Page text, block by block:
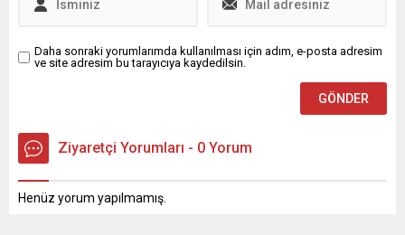
Daha sonraki yorumlarımda kullanılması için adım, e-posta adresim
ve site adresim bu tarayıcıya kaydedilsin.
Ziyaretçi Yorumları - 0 Yorum
Henüz yorum yapılmamış.